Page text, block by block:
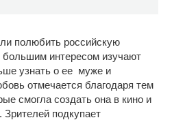
полюбить российскую
большим интересом изучают
узнать о ее муже и
отмечается благодаря тем
смогла создать она в кино и
Зрителей подкупает